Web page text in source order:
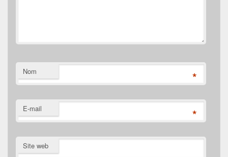
Nom *
E-mail *
Site web